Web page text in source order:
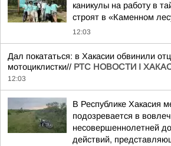
каникулы на работу в
строят в «Каменном
12:03
Дал покататься: в Хакасии обвинили
мотоциклистки// РТС НОВОСТИ I
12:03
В Республике Хакасия
подозревается в
несовершеннолетней
действий,